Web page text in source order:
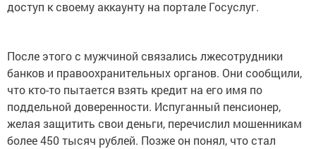
доступ к своему аккаунту на портале Госуслуг.
После этого с мужчиной связались лжесотрудники
банков и правоохранительных органов. Они сообщили,
что кто-то пытается взять кредит на его имя по
поддельной доверенности. Испуганный пенсионер,
желая защитить свои деньги, перечислил мошенникам
более 450 тысяч рублей. Позже он понял, что стал